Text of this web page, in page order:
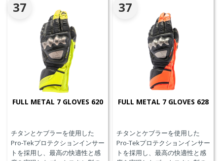
37
FULL METAL 7 GLOVES 620
チタンとケブラーを使用した
Pro-Tekプロテクションインサー
トを採用し、最高の快適性と感
37
FULL METAL 7 GLOVES 628
チタンとケブラーを使用した
Pro-Tekプロテクションインサー
トを採用し、最高の快適性と感